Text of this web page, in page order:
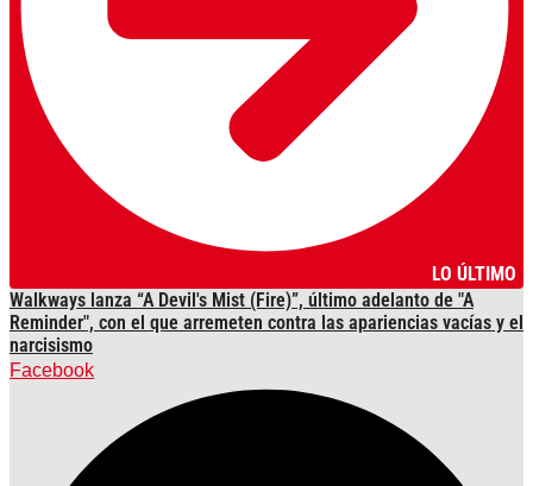
LO ÚLTIMO
Walkways lanza “A Devil's Mist (Fire)”, último adelanto de "A
Reminder", con el que arremeten contra las apariencias vacías y el
narcisismo
Facebook